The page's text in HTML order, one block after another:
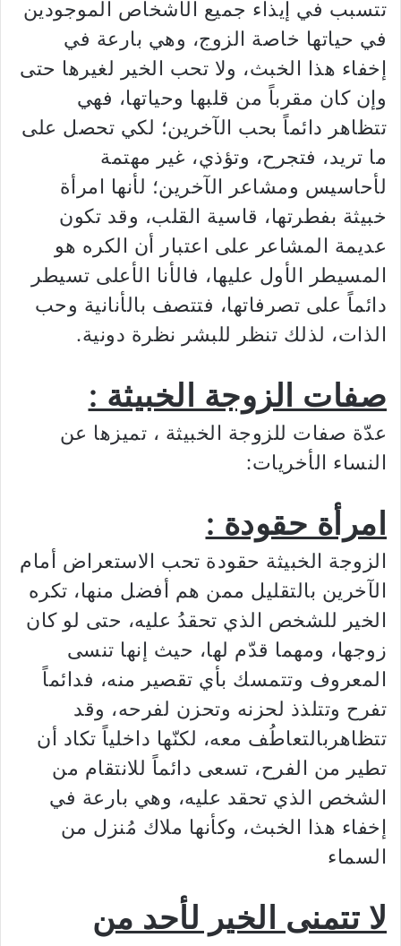
تتسبب في إيذاء جميع الأشخاص الموجودين
في حياتها خاصة الزوج، وهي بارعة في
إخفاء هذا الخبث، ولا تحب الخير لغيرها حتى
وإن كان مقرباً من قلبها وحياتها، فهي
تتظاهر دائماً بحب الآخرين؛ لكي تحصل على
ما تريد، فتجرح، وتؤذي، غير مهتمة
لأحاسيس ومشاعر الآخرين؛ لأنها امرأة
خبيثة بفطرتها، قاسية القلب، وقد تكون
عديمة المشاعر على اعتبار أن الكره هو
المسيطر الأول عليها، فالأنا الأعلى تسيطر
دائماً على تصرفاتها، فتتصف بالأنانية وحب
الذات، لذلك تنظر للبشر نظرة دونية.
صفات الزوجة الخبيثة :
عدّة صفات للزوجة الخبيثة ، تميزها عن
النساء الأخريات:
امرأة حقودة :
الزوجة الخبيثة حقودة تحب الاستعراض أمام
الآخرين بالتقليل ممن هم أفضل منها، تكره
الخير للشخص الذي تحقدُ عليه، حتى لو كان
زوجها، ومهما قدّم لها، حيث إنها تنسى
المعروف وتتمسك بأي تقصير منه، فدائماً
تفرح وتتلذذ لحزنه وتحزن لفرحه، وقد
تتظاهربالتعاطُف معه، لكنّها داخلياً تكاد أن
تطير من الفرح، تسعى دائماً للانتقام من
الشخص الذي تحقد عليه، وهي بارعة في
إخفاء هذا الخبث، وكأنها ملاك مُنزل من
السماء
لا تتمنى الخير لأحد من